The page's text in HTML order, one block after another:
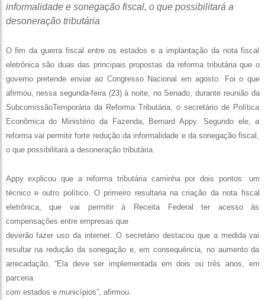
informalidade e sonegação fiscal, o que possibilitará a
desoneração tributária
O fim da guerra fiscal entre os estados e a implantação da nota fiscal
eletrônica são duas das principais propostas da reforma tributária que o
governo pretende enviar ao Congresso Nacional em agosto. Foi o que
afirmou, nessa segunda-feira (23) à noite, no Senado, durante reunião da
SubcomissãoTemporária da Reforma Tributária, o secretário de Política
Econômica do Ministério da Fazenda, Bernard Appy. Segundo ele, a
reforma vai permitir forte redução da informalidade e da sonegação fiscal,
o que possibilitará a desoneração tributária.
Appy explicou que a reforma tributária caminha por dois pontos: um
técnico e outro político. O primeiro resultaria na criação da nota fiscal
eletrônica, que vai permitir à Receita Federal ter acesso às
compensações entre empresas que
deverão fazer uso da internet. O secretário destacou que a medida vai
resultar na redução da sonegação e, em consequência, no aumento da
arrecadação. “Ela deve ser implementada em dois ou três anos, em
parceria
com estados e municípios”, afirmou.